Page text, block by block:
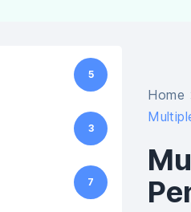
5
3
7
Home